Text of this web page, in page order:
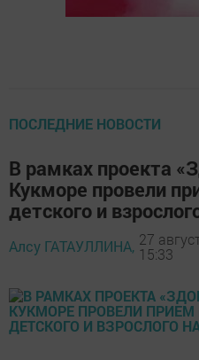
ПОСЛЕДНИЕ НОВОСТИ
В рамках проекта
Кукморе провели
детского и
Алсу ГАТАУЛЛИНА, 27
15:33